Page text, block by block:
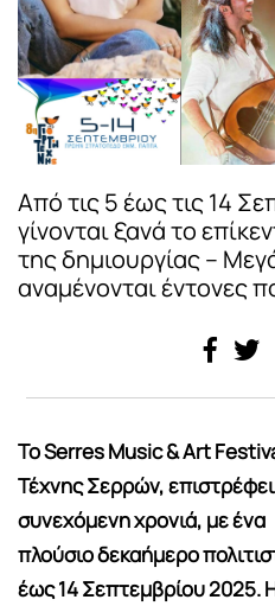
Από τις 5 έως τις 14
γίνονται ξανά το
της δημιουργίας –
αναμένονται έντονες
Το Serres Music & Art
Τέχνης Σερρών,
συνεχόμενη χρονιά, με ένα
πλούσιο δεκαήμερο
έως 14 Σεπτεμβρίου 2025.